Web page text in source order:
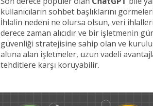
kullanıcıların sohbet başlıklarını
İhlalin nedeni ne olursa olsun, veri
derece zaman alıcıdır ve bir işletmenin
güvenliği stratejisine sahip olan ve
altına alan işletmeler, uzun vadeli
tehditlere karşı koruyabilir.